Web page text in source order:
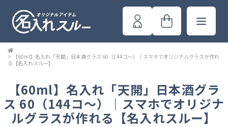
>
【60ml】名入れ「天開」日本酒グラス 60（144コ～）｜スマホでオリジナルグラスが作れ
る【名入れスルー】
【60ml】名入れ「天開」日本酒グラ
ス 60（144コ～）｜スマホでオリジナ
ルグラスが作れる【名入れスルー】